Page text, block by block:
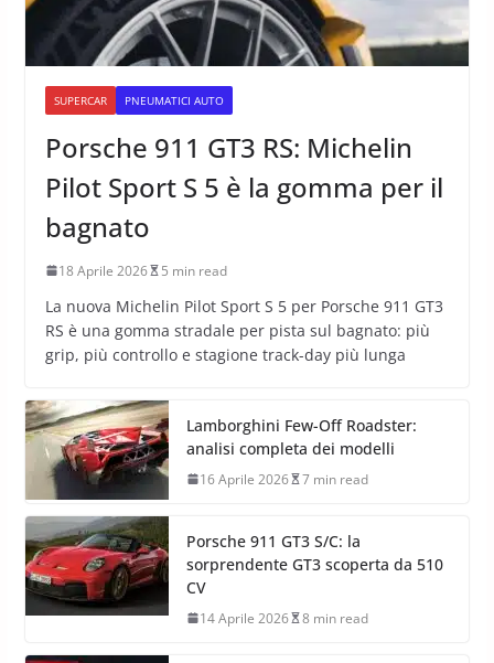
SUPERCAR PNEUMATICI AUTO
Porsche 911 GT3 RS: Michelin
Pilot Sport S 5 è la gomma per il
bagnato
18 Aprile 2026 5 min read
La nuova Michelin Pilot Sport S 5 per Porsche 911 GT3
RS è una gomma stradale per pista sul bagnato: più
grip, più controllo e stagione track-day più lunga
Lamborghini Few-Off Roadster:
analisi completa dei modelli
16 Aprile 2026 7 min read
Porsche 911 GT3 S/C: la
sorprendente GT3 scoperta da 510
CV
14 Aprile 2026 8 min read